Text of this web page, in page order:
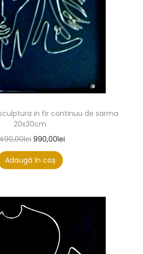
in fir continuu de sarma
20x30cm
lei 990,00lei
Adaugă în coș